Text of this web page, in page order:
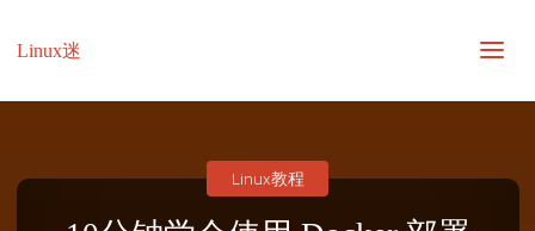
Linux迷
Linux教程